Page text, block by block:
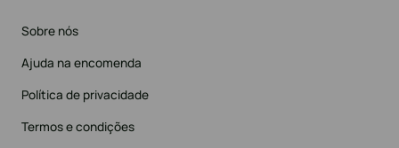
Sobre nós
Ajuda na encomenda
Política de privacidade
Termos e condições